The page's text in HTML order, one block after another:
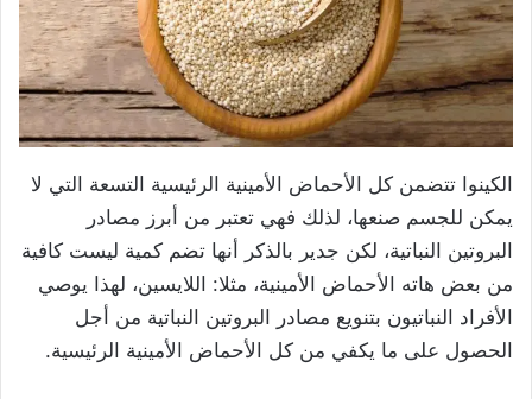
الكينوا تتضمن كل الأحماض الأمينية الرئيسية التسعة التي لا
يمكن للجسم صنعها، لذلك فهي تعتبر من أبرز مصادر
البروتين النباتية، لكن جدير بالذكر أنها تضم كمية ليست كافية
من بعض هاته الأحماض الأمينية، مثلا: اللايسين، لهذا يوصي
الأفراد النباتيون بتنويع مصادر البروتين النباتية من أجل
الحصول على ما يكفي من كل الأحماض الأمينية الرئيسية.